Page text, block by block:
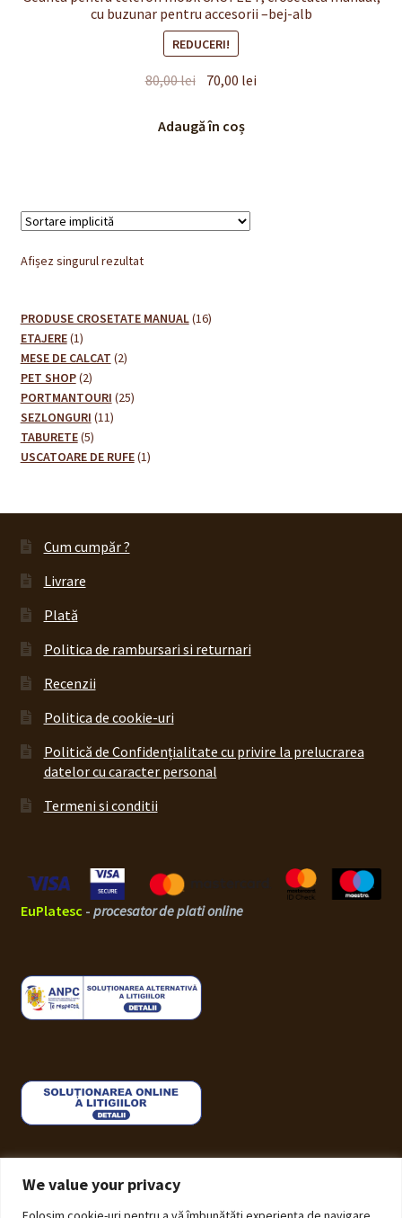
We value your privacy
cu buzunar pentru accesorii –bej-alb
REDUCERI!
80,00lei Prețul
a
70,00 lei
Adaugă în coș
Afișez singurul rezultat
PRODUSE CROSETATE MANUAL 1616
ETAJERE 11
produs
MESE DE CALCAT 22
PET SHOP 22
produse
PORTMANTOURI 2525
SEZLONGURI 1111
TABURETE 55
produse
USCATOARE DE RUFE 11
Cum cumpăr ?
Livrare
Plată
Politica de rambursari si returnari
Recenzii
Politica de cookie-uri
Politică de Confidențialitate cu privire la prelucrarea
datelor cu caracter personal
Termeni si conditii
EuPlatesc - procesator de plati online